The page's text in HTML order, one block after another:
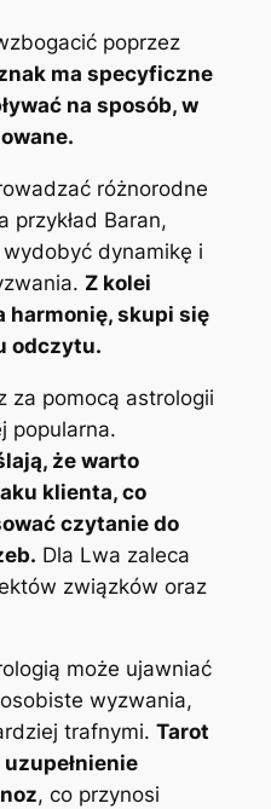
poprzez
ma specyficzne
na sposób, w
różnorodne
przykład Baran,
dynamikę i
Z kolei
harmonię, skupi się
odczytu.
za pomocą astrologii
popularna.
że warto
klienta, co
czytanie do
Dla Lwa zaleca
związków oraz
może ujawniać
wyzwania,
trafnymi. Tarot
, co przynosi